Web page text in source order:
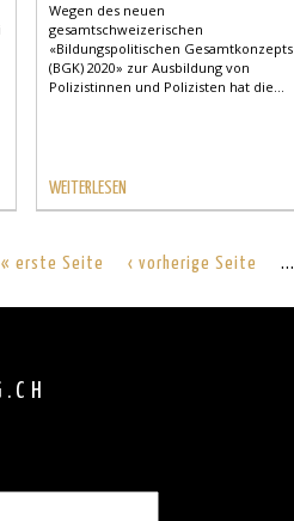
Wegen des neuen
gesamtschweizerischen
«Bildungspolitischen Gesamtkonzepts
(BGK) 2020» zur Ausbildung von
Polizistinnen und Polizisten hat die...
WEITERLESEN
« erste Seite ‹ vorherige Seite …